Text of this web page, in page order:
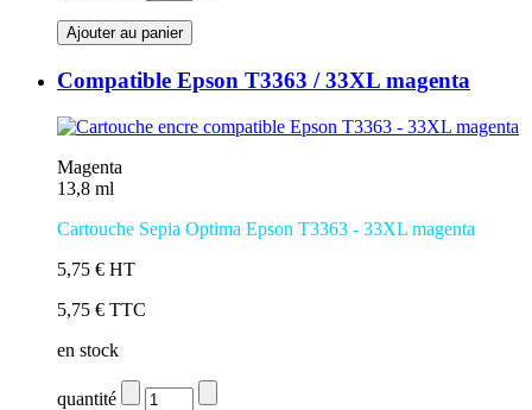
Compatible Epson T3363 / 33XL magenta
Magenta
13,8 ml
Cartouche Sepia Optima Epson T3363 - 33XL magenta
5,75 € HT
5,75 € TTC
en stock
quantité